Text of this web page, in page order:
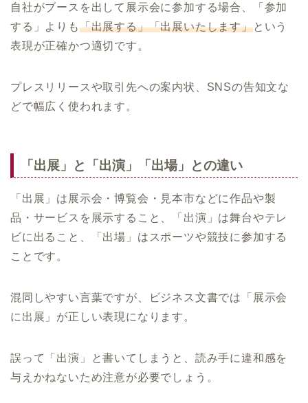
自社がブースを出して展示会に参加する場合、「参加
する」よりも「出展する」「出展いたします」という
表現が正確かつ適切です。
プレスリリースや取引先への案内状、SNSの告知文な
どで幅広く使われます。
「出展」と「出演」「出場」との違い
「出展」は展示会・博覧会・見本市などに作品や製
品・サービスを展示すること、「出演」は舞台やテレ
ビに出ること、「出場」はスポーツや競技に参加する
ことです。
混同しやすい言葉ですが、ビジネス文書では「展示会
に出展」が正しい表現になります。
誤って「出演」と書いてしまうと、読み手に違和感を
与えかねないため注意が必要でしょう。